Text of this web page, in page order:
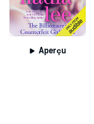
Aperçu